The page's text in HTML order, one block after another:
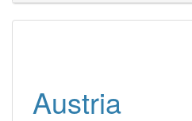
Austria